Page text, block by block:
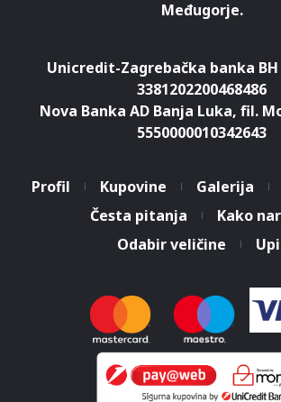
Međugorje.
Unicredit-Zagrebačka banka BH
3381202200468486
Nova Banka AD Banja Luka, fil.
5550000010342643
Profil Kupovine Galerija
Česta pitanja
Kako
Odabir veličine